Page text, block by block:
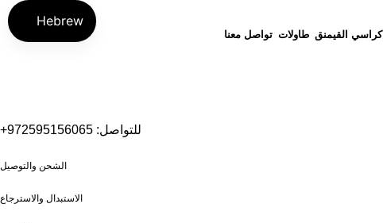
كراسي القيمنق طاولات تواصل معنا
للتواصل: 972595156065+
الشحن والتوصيل
الاستبدال والاسترجاع
Hebrew